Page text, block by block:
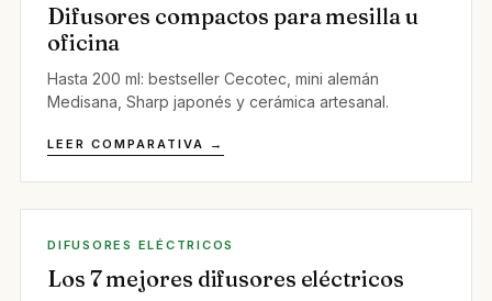
Difusores compactos para mesilla u
oficina
Hasta 200 ml: bestseller Cecotec, mini alemán
Medisana, Sharp japonés y cerámica artesanal.
LEER COMPARATIVA →
DIFUSORES ELÉCTRICOS
Los 7 mejores difusores eléctricos